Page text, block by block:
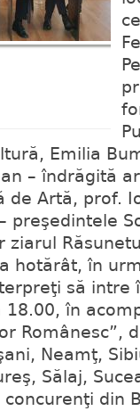
Emilia
– îndrăgită
de Artă, prof.
preşedintele
hotărât, în
să intre
în
Românesc”,
Neamţ,
Sălaj,
din